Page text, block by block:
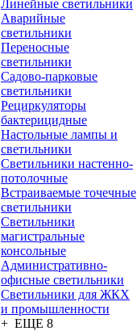
Линейные светильники
Аварийные
светильники
Переносные
светильники
Садово-парковые
светильники
Рециркуляторы
бактерицидные
Настольные лампы и
светильники
Светильники настенно-
потолочные
Встраиваемые точечные
светильники
Светильники
магистральные
консольные
Административно-
офисные светильники
Светильники для ЖКХ
и промышленности
+ ЕЩЕ 8